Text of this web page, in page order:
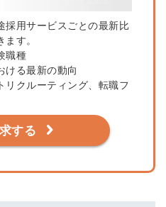
採用サービスごとの最新比
す。
職種
ける最新の動向
リクルーティング、転職フ
する